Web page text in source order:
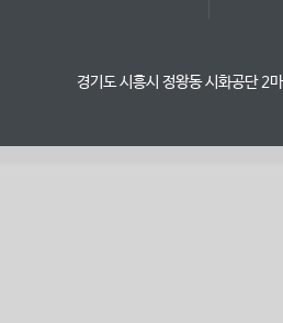
경기도 시흥시 정왕동 시화공단 2